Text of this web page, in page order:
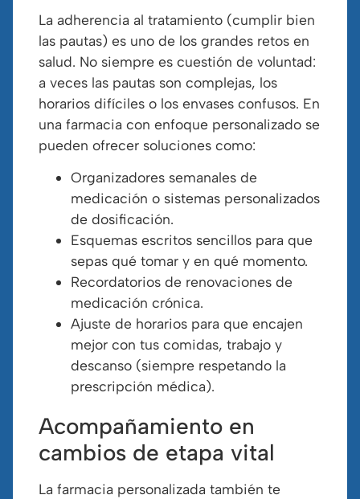
La adherencia al tratamiento (cumplir bien
las pautas) es uno de los grandes retos en
salud. No siempre es cuestión de voluntad:
a veces las pautas son complejas, los
horarios difíciles o los envases confusos. En
una farmacia con enfoque personalizado se
pueden ofrecer soluciones como:
Organizadores semanales de
medicación o sistemas personalizados
de dosificación.
Esquemas escritos sencillos para que
sepas qué tomar y en qué momento.
Recordatorios de renovaciones de
medicación crónica.
Ajuste de horarios para que encajen
mejor con tus comidas, trabajo y
descanso (siempre respetando la
prescripción médica).
Acompañamiento en
cambios de etapa vital
La farmacia personalizada también te